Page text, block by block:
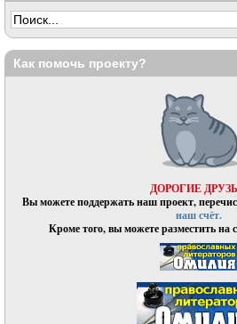
Как помочь проекту?
ДОРОГИЕ
Вы можете поддержать наш проект,
наш счёт.
Кроме того, вы можете разместить на